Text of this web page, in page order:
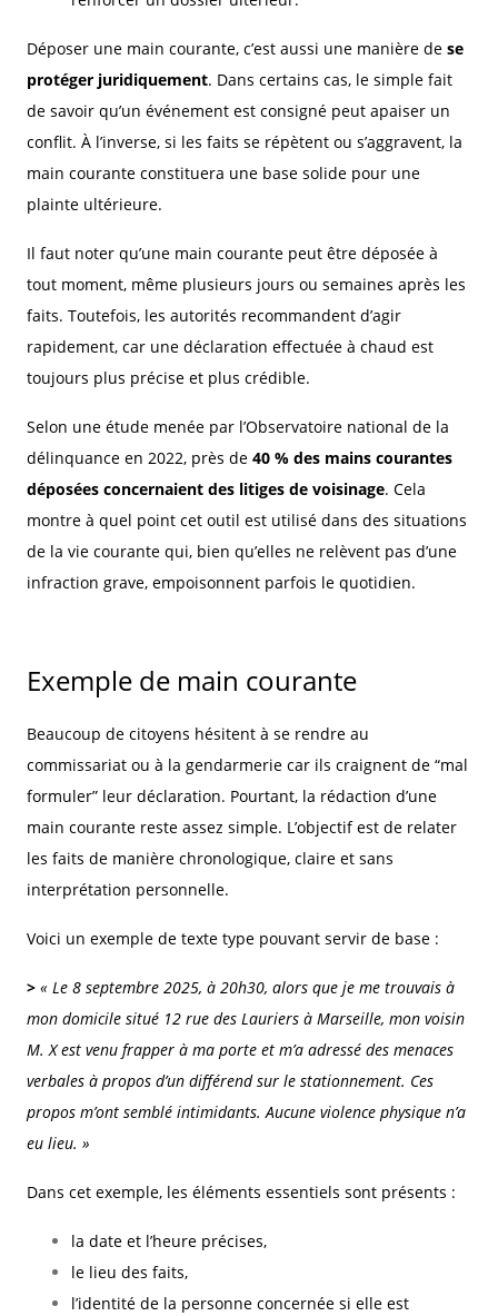
Déposer une main courante, c’est aussi une manière de se
protéger juridiquement. Dans certains cas, le simple fait
de savoir qu’un événement est consigné peut apaiser un
conflit. À l’inverse, si les faits se répètent ou s’aggravent, la
main courante constituera une base solide pour une
plainte ultérieure.
Il faut noter qu’une main courante peut être déposée à
tout moment, même plusieurs jours ou semaines après les
faits. Toutefois, les autorités recommandent d’agir
rapidement, car une déclaration effectuée à chaud est
toujours plus précise et plus crédible.
Selon une étude menée par l’Observatoire national de la
délinquance en 2022, près de 40 % des mains courantes
déposées concernaient des litiges de voisinage. Cela
montre à quel point cet outil est utilisé dans des situations
de la vie courante qui, bien qu’elles ne relèvent pas d’une
infraction grave, empoisonnent parfois le quotidien.
Exemple de main courante
Beaucoup de citoyens hésitent à se rendre au
commissariat ou à la gendarmerie car ils craignent de “mal
formuler” leur déclaration. Pourtant, la rédaction d’une
main courante reste assez simple. L’objectif est de relater
les faits de manière chronologique, claire et sans
interprétation personnelle.
Voici un exemple de texte type pouvant servir de base :
> « Le 8 septembre 2025, à 20h30, alors que je me trouvais à
mon domicile situé 12 rue des Lauriers à Marseille, mon voisin
M. X est venu frapper à ma porte et m’a adressé des menaces
verbales à propos d’un différend sur le stationnement. Ces
propos m’ont semblé intimidants. Aucune violence physique n’a
eu lieu. »
Dans cet exemple, les éléments essentiels sont présents :
la date et l’heure précises,
le lieu des faits,
l’identité de la personne concernée si elle est